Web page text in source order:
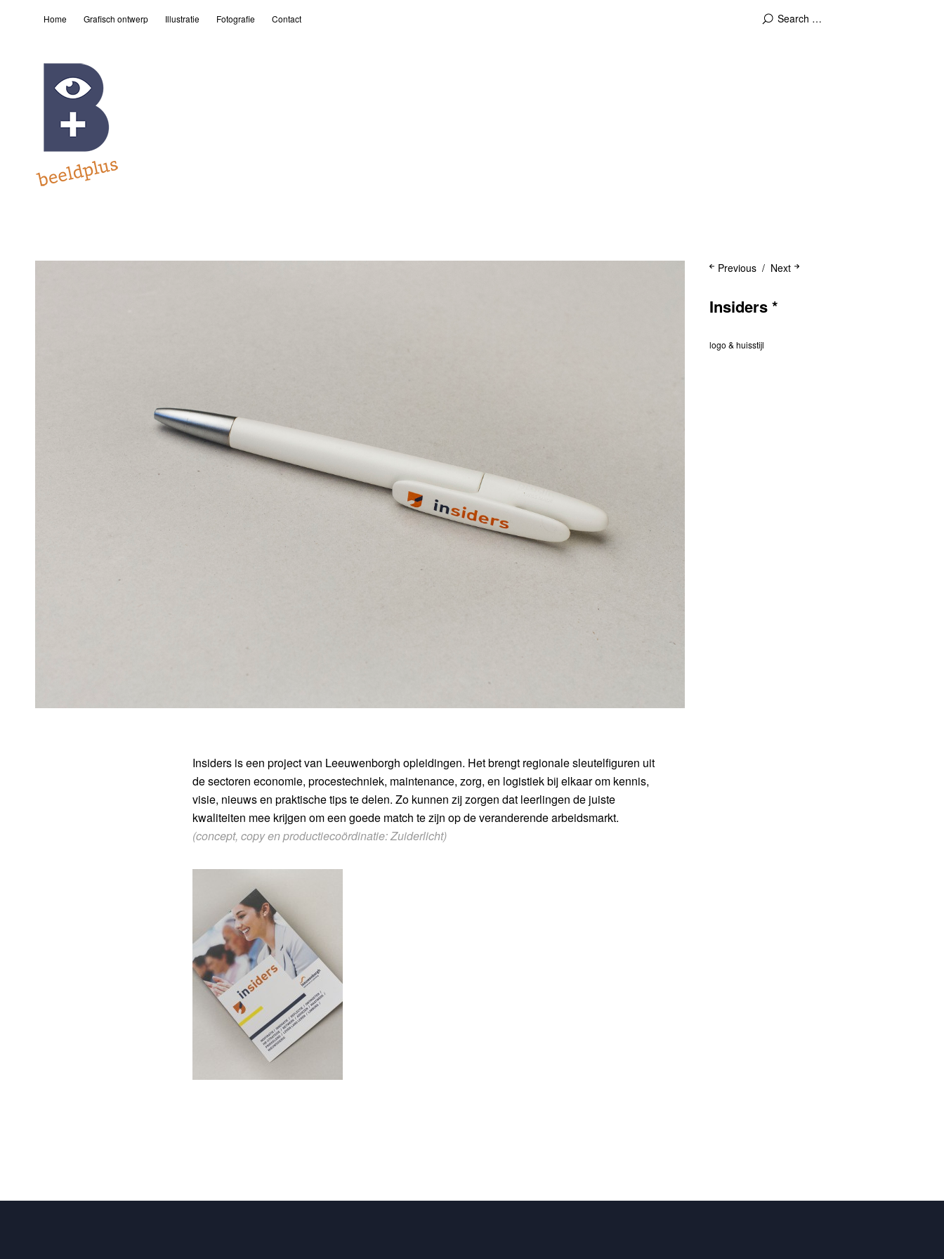
Home Grafisch ontwerp Illustratie Fotografie Contact
Next
Previous
Insiders *
logo & huisstijl
Insiders is een project van Leeuwenborgh opleidingen. Het brengt regionale sleutelfiguren uit
de sectoren economie, procestechniek, maintenance, zorg, en logistiek bij elkaar om kennis,
visie, nieuws en praktische tips te delen. Zo kunnen zij zorgen dat leerlingen de juiste
kwaliteiten mee krijgen om een goede match te zijn op de veranderende arbeidsmarkt.
(concept, copy en productiecoördinatie: Zuiderlicht)